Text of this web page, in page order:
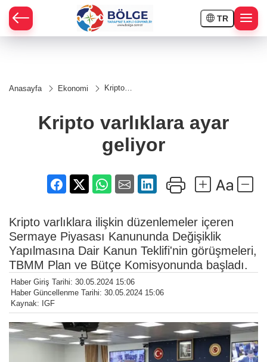
TR
Anasayfa Ekonomi
Kripto
Kripto varlıklara ayar
geliyor
Kripto varlıklara ilişkin düzenlemeler içeren
Sermaye Piyasası Kanununda Değişiklik
Yapılmasına Dair Kanun Teklifi'nin görüşmeleri,
TBMM Plan ve Bütçe Komisyonunda başladı.
Haber Giriş Tarihi: 30.05.2024 15:06
Haber Güncellenme Tarihi: 30.05.2024 15:06
Kaynak: IGF